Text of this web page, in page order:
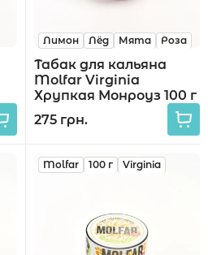
Рус
Лимон Лёд Мята Роза
Табак для кальяна
Molfar Virginia
Хрупкая Монроуз 100 г
275 грн.
Molfar 100 г Virginia